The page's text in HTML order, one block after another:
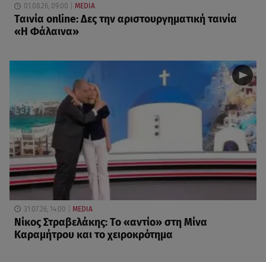
01.08.26, 09:00 MEDIA
Ταινία online: Δες την αριστουργηματική ταινία
«Η Φάλαινα»
31.07.26, 14:00 MEDIA
Νίκος Στραβελάκης: Το «αντίο» στη Μίνα
Καραμήτρου και το χειροκρότημα